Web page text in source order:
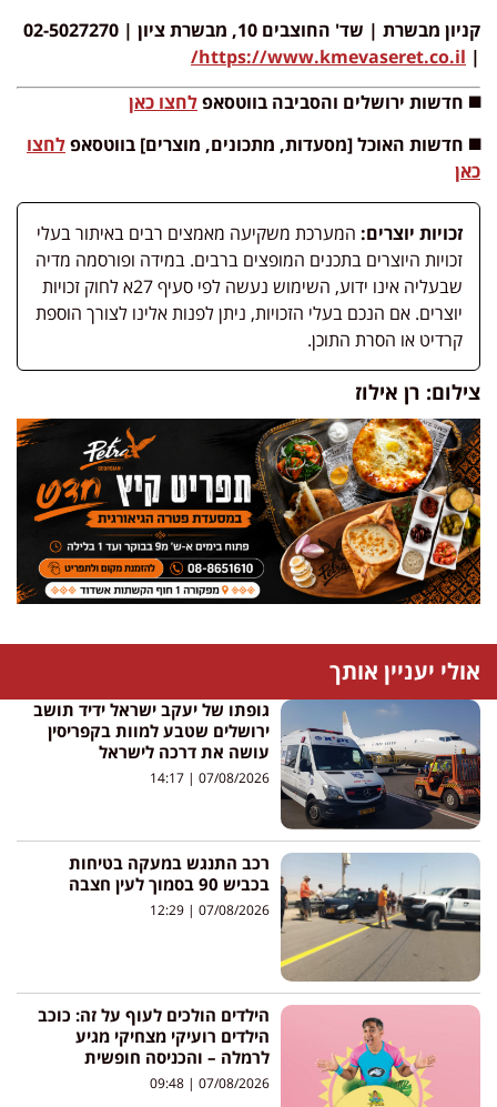
קניון מבשרת | שד' החוצבים 10, מבשרת ציון | 02-5027270
|
https://www.kmevaseret.co.il/
◼️ חדשות ירושלים והסביבה בווטסאפלחצו כאן
◼️ חדשות האוכל [מסעדות, מתכונים, מוצרים] בווטסאפלחצו
כאן
זכויות יוצרים: המערכת משקיעה מאמצים רבים באיתור בעלי
זכויות היוצרים בתכנים המופצים ברבים. במידה ופורסמה מדיה
שבעליה אינו ידוע, השימוש נעשה לפי סעיף 27א לחוק זכויות
יוצרים. אם הנכם בעלי הזכויות, ניתן לפנות אלינו לצורך הוספת
קרדיט או הסרת התוכן.
צילום: רן אילוז
אולי יעניין אותך
גופתו של יעקב ישראל ידיד תושב
ירושלים שטבע למוות בקפריסין
עושה את דרכה לישראל
07/08/2026
רכב התנגש במעקה בטיחות
בכביש 90 בסמוך לעין חצבה
07/08/2026
הילדים הולכים לעוף על זה: כוכב
הילדים רועיקי מצחיקי מגיע
לרמלה – והכניסה חופשית
07/08/2026